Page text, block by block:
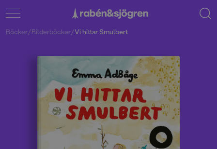
Böcker/Bilderböcker/Vi hittar Smulbert